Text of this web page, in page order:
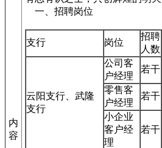
内
容
一、招聘岗位
支行 岗位
招聘
人数
云阳支行、武隆
支行
公司客
户经理
若干
零售客
户经理
若干
小企业
客户经
理
若干